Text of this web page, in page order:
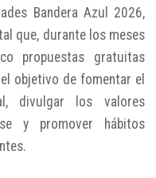
Bandera Azul 2026,
que, durante los meses
propuestas gratuitas
objetivo de fomentar el
divulgar los valores
y promover hábitos